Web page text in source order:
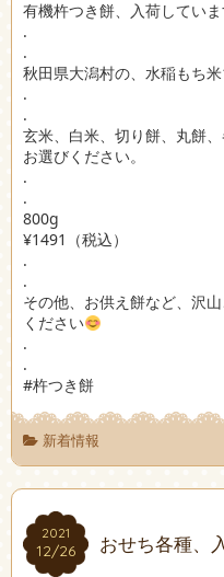
有機杵つき餅、入荷していま
.
.
秋田県大潟村の、水稲もち米
.
.
玄米、白米、切り餅、丸餅
お選びください。
.
.
800g
¥1491（税込）
.
.
その他、お供え餅など、沢
ください
.
.
#杵つき餅
新着情報
2021
12/26
2021
12/26 おせち各種、